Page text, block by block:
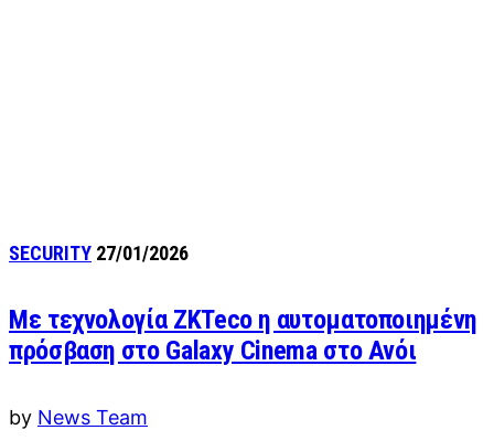
SECURITY 27/01/2026
Με τεχνολογία ZKTeco η αυτοματοποιημένη
πρόσβαση στο Galaxy Cinema στο Ανόι
by News Team